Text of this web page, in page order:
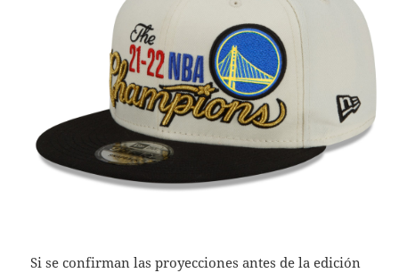
Si se confirman las proyecciones antes de la edición